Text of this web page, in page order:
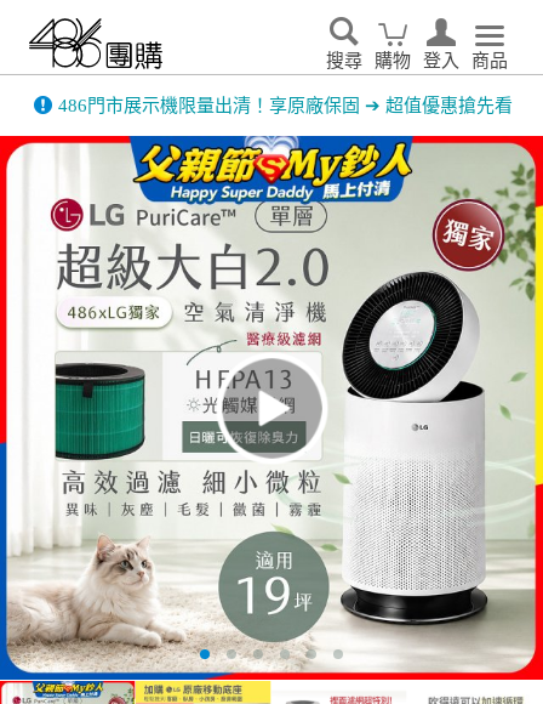
搜尋 購物 登入 商品
486門市展示機限量出清！享原廠保固 ➔ 超值優惠搶先看